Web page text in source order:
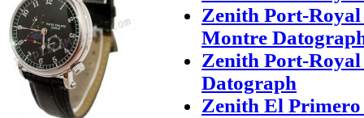
Zenith Port-
Montre
Zenith Port-
Datograph
Zenith El